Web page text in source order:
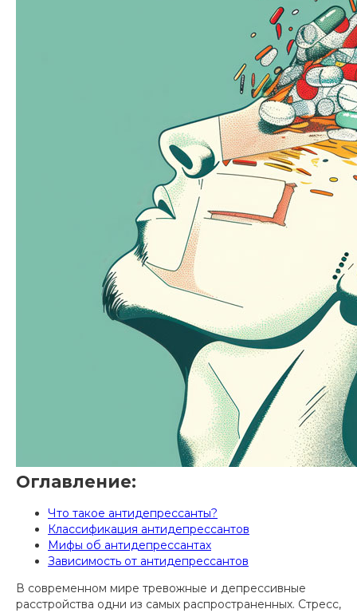
Оглавление:
Что такое антидепрессанты?
Классификация антидепрессантов
Мифы об антидепрессантах
Зависимость от антидепрессантов
В современном мире тревожные и депрессивные
расстройства одни из самых распространенных. Стресс,